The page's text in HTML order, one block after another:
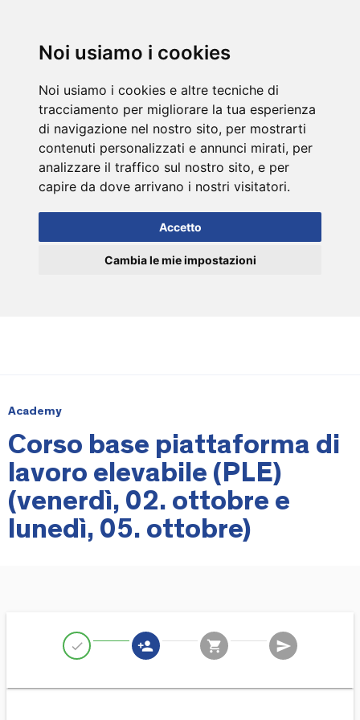
Noi usiamo i cookies
Noi usiamo i cookies e altre tecniche di
tracciamento per migliorare la tua esperienza
di navigazione nel nostro sito, per mostrarti
contenuti personalizzati e annunci mirati, per
analizzare il traffico sul nostro sito, e per
capire da dove arrivano i nostri visitatori.
Accetto
Cambia le mie impostazioni
Academy
Corso base piattaforma di
lavoro elevabile (PLE)
(venerdì, 02. ottobre e
lunedì, 05. ottobre)
check person_add shopping_cart send